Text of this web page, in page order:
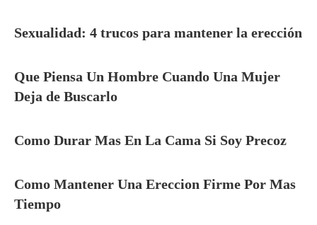
Sexualidad: 4 trucos para mantener la erección
Que Piensa Un Hombre Cuando Una Mujer
Deja de Buscarlo
Como Durar Mas En La Cama Si Soy Precoz
Como Mantener Una Ereccion Firme Por Mas
Tiempo